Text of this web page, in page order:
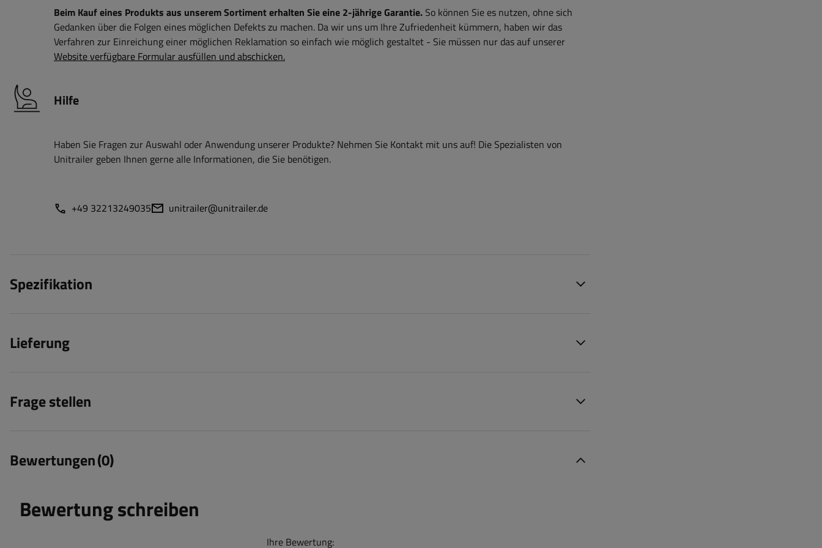
Beim Kauf eines Produkts aus unserem Sortiment erhalten Sie eine 2-jährige Garantie. So können Sie es nutzen, ohne sich
Gedanken über die Folgen eines möglichen Defekts zu machen. Da wir uns um Ihre Zufriedenheit kümmern, haben wir das
Verfahren zur Einreichung einer möglichen Reklamation so einfach wie möglich gestaltet - Sie müssen nur das auf unserer
Website verfügbare Formular ausfüllen und abschicken.
Hilfe
Haben Sie Fragen zur Auswahl oder Anwendung unserer Produkte? Nehmen Sie Kontakt mit uns auf! Die Spezialisten von
Unitrailer geben Ihnen gerne alle Informationen, die Sie benötigen.
+49 32213249035 unitrailer@unitrailer.de
Spezifikation
Lieferung
Frage stellen
Bewertungen(0)
Bewertung schreiben
Ihre Bewertung: